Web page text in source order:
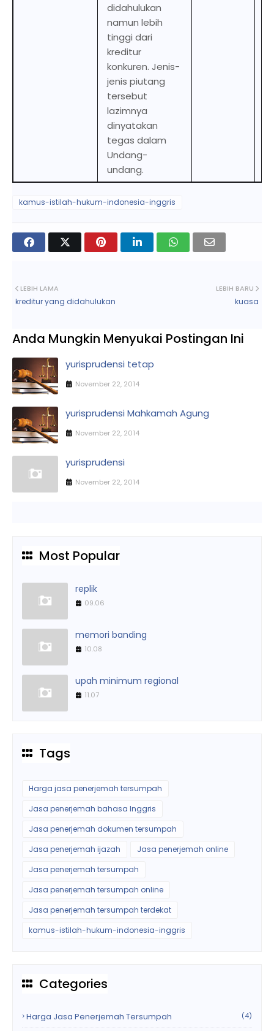
didahulukan
namun lebih
tinggi dari
kreditur
konkuren. Jenis-
jenis piutang
tersebut
lazimnya
dinyatakan
tegas dalam
Undang-
undang.
kamus-istilah-hukum-indonesia-inggris
LEBIH BARU
kuasa
LEBIH LAMA
kreditur yang didahulukan
Anda Mungkin Menyukai Postingan Ini
yurisprudensi tetap
November 22, 2014
yurisprudensi Mahkamah Agung
November 22, 2014
yurisprudensi
November 22, 2014
Most Popular
replik
09.06
memori banding
10.08
upah minimum regional
11.07
Tags
Harga jasa penerjemah tersumpah
Jasa penerjemah bahasa Inggris
Jasa penerjemah dokumen tersumpah
Jasa penerjemah ijazah
Jasa penerjemah online
Jasa penerjemah tersumpah
Jasa penerjemah tersumpah online
Jasa penerjemah tersumpah terdekat
kamus-istilah-hukum-indonesia-inggris
Categories
Harga Jasa Penerjemah Tersumpah (4)